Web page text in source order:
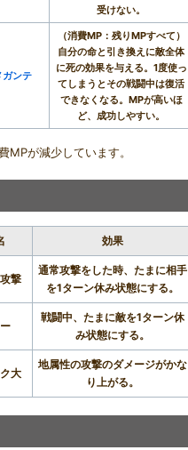
受けない。
ガンテ
（消費MP：残りMPすべて）
自分の命と引き換えに敵全体
に死の効果を与える。1度使っ
てしまうとその戦闘中は復活
できなくなる。MPが高いほ
ど、成功しやすい。
MPが減少しています。
効果
撃
通常攻撃をした時、たまに相手
を1ターン休み状態にする。
戦闘中、たまに敵を1ターン休
み状態にする。
大
地属性の攻撃のダメージがかな
り上がる。